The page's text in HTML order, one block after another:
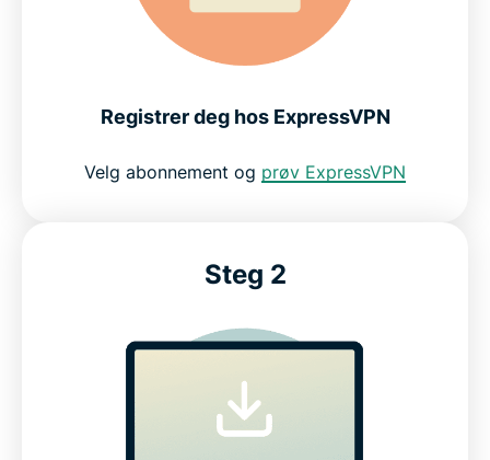
Registrer deg hos ExpressVPN
Velg abonnement og prøv ExpressVPN
Steg 2